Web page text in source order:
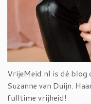
VrijeMeid.nl is dé blog
Suzanne van Duijn.
fulltime vrijheid!